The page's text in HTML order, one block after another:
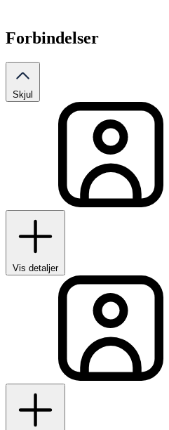
Forbindelser
Skjul
Vis detaljer